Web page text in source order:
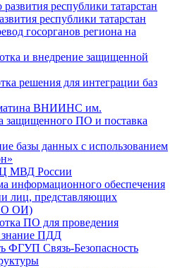
республики татарстан
госорганов региона на
и внедрение защищенной
решения для интеграции баз
ВНИИНС им.
защищенного ПО и поставка
базы данных с использованием
МВД России
информационного обеспечения
лиц, представляющих
ОИ)
ПО для проведения
знание ПДД
ФГУП Связь-Безопасность